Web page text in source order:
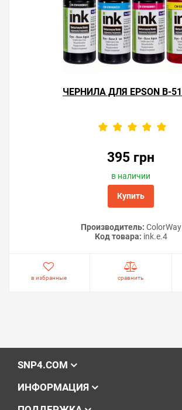
ЧЕРНИЛА ДЛЯ EPSON B-
395 грн
в наличии
Купить
Производитель: ColorWay
Код товара: ink.e.4
в избранные сравнить
SNP4.COM
ИНФОРМАЦИЯ